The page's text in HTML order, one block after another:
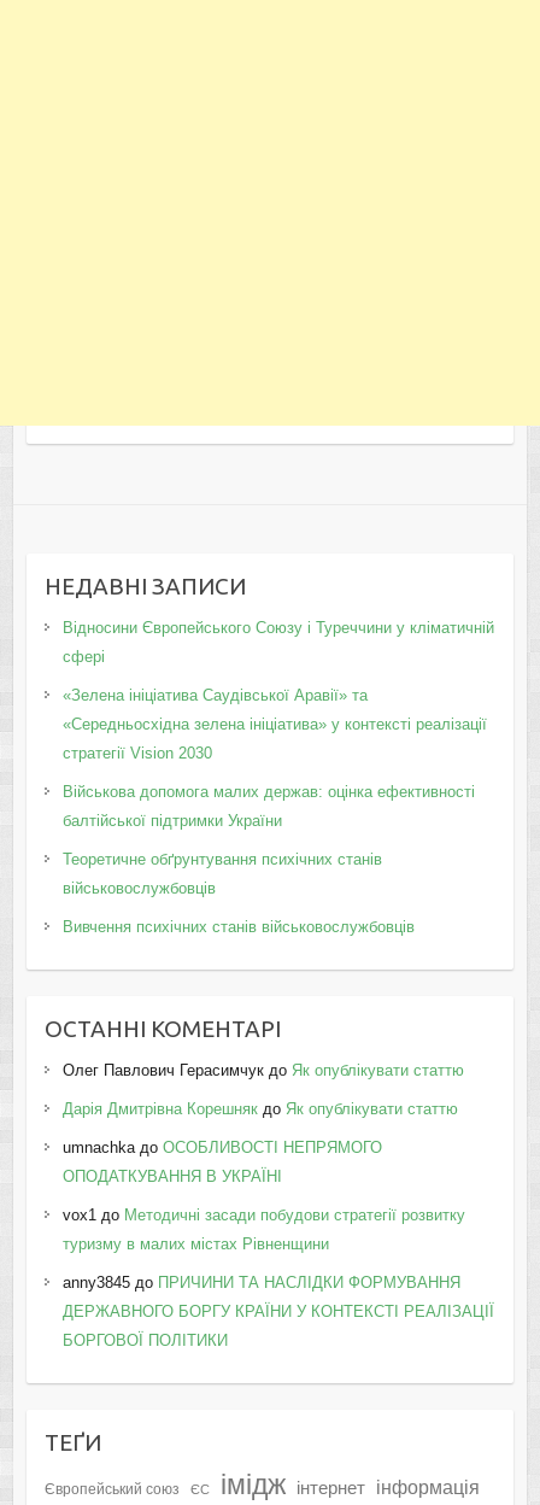
НЕДАВНІ ЗАПИСИ
Відносини Європейського Союзу і Туреччини у кліматичній
сфері
«Зелена ініціатива Саудівської Аравії» та
«Середньосхідна зелена ініціатива» у контексті реалізації
стратегії Vision 2030
Військова допомога малих держав: оцінка ефективності
балтійської підтримки України
Теоретичне обґрунтування психічних станів
військовослужбовців
Вивчення психічних станів військовослужбовців
ОСТАННІ КОМЕНТАРІ
Олег Павлович Герасимчукдо Як опублікувати статтю
Дарія Дмитрівна Корешнякдо Як опублікувати статтю
umnachkaдо ОСОБЛИВОСТІ НЕПРЯМОГО
ОПОДАТКУВАННЯ В УКРАЇНІ
vox1до Методичні засади побудови стратегії розвитку
туризму в малих містах Рівненщини
anny3845до ПРИЧИНИ ТА НАСЛІДКИ ФОРМУВАННЯ
ДЕРЖАВНОГО БОРГУ КРАЇНИ У КОНТЕКСТІ РЕАЛІЗАЦІЇ
БОРГОВОЇ ПОЛІТИКИ
ТЕҐИ
Європейський союз ЄС імідж інтернет інформація